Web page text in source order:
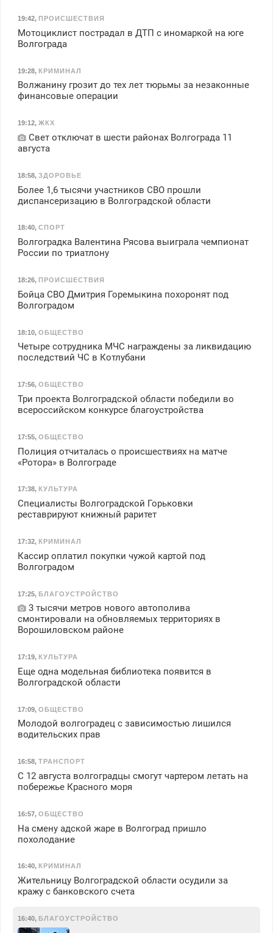
19:42, ПРОИСШЕСТВИЯ
Мотоциклист пострадал в ДТП с иномаркой на юге
Волгограда
19:28, КРИМИНАЛ
Волжанину грозит до тех лет тюрьмы за незаконные
финансовые операции
19:12, ЖКХ
Свет отключат в шести районах Волгограда 11
августа
18:58, ЗДОРОВЬЕ
Более 1,6 тысячи участников СВО прошли
диспансеризацию в Волгоградской области
18:40, СПОРТ
Волгоградка Валентина Рясова выиграла чемпионат
России по триатлону
18:26, ПРОИСШЕСТВИЯ
Бойца СВО Дмитрия Горемыкина похоронят под
Волгоградом
18:10, ОБЩЕСТВО
Четыре сотрудника МЧС награждены за ликвидацию
последствий ЧС в Котлубани
17:56, ОБЩЕСТВО
Три проекта Волгоградской области победили во
всероссийском конкурсе благоустройства
17:55, ОБЩЕСТВО
Полиция отчиталась о происшествиях на матче
«Ротора» в Волгограде
17:38, КУЛЬТУРА
Специалисты Волгоградской Горьковки
реставрируют книжный раритет
17:32, КРИМИНАЛ
Кассир оплатил покупки чужой картой под
Волгоградом
17:25, БЛАГОУСТРОЙСТВО
3 тысячи метров нового автополива
смонтировали на обновляемых территориях в
Ворошиловском районе
17:19, КУЛЬТУРА
Еще одна модельная библиотека появится в
Волгоградской области
17:09, ОБЩЕСТВО
Молодой волгоградец с зависимостью лишился
водительских прав
16:58, ТРАНСПОРТ
С 12 августа волгоградцы смогут чартером летать на
побережье Красного моря
16:57, ОБЩЕСТВО
На смену адской жаре в Волгоград пришло
похолодание
16:40, КРИМИНАЛ
Жительницу Волгоградской области осудили за
кражу с банковского счета
16:40, БЛАГОУСТРОЙСТВО